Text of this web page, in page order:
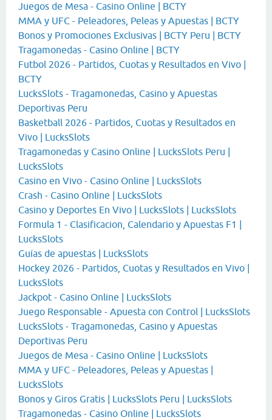
Juegos de Mesa - Casino Online | BCTY
MMA y UFC - Peleadores, Peleas y Apuestas | BCTY
Bonos y Promociones Exclusivas | BCTY Peru | BCTY
Tragamonedas - Casino Online | BCTY
Futbol 2026 - Partidos, Cuotas y Resultados en Vivo |
BCTY
LucksSlots - Tragamonedas, Casino y Apuestas
Deportivas Peru
Basketball 2026 - Partidos, Cuotas y Resultados en
Vivo | LucksSlots
Tragamonedas y Casino Online | LucksSlots Peru |
LucksSlots
Casino en Vivo - Casino Online | LucksSlots
Crash - Casino Online | LucksSlots
Casino y Deportes En Vivo | LucksSlots | LucksSlots
Formula 1 - Clasificacion, Calendario y Apuestas F1 |
LucksSlots
Guías de apuestas | LucksSlots
Hockey 2026 - Partidos, Cuotas y Resultados en Vivo |
LucksSlots
Jackpot - Casino Online | LucksSlots
Juego Responsable - Apuesta con Control | LucksSlots
LucksSlots - Tragamonedas, Casino y Apuestas
Deportivas Peru
Juegos de Mesa - Casino Online | LucksSlots
MMA y UFC - Peleadores, Peleas y Apuestas |
LucksSlots
Bonos y Giros Gratis | LucksSlots Peru | LucksSlots
Tragamonedas - Casino Online | LucksSlots